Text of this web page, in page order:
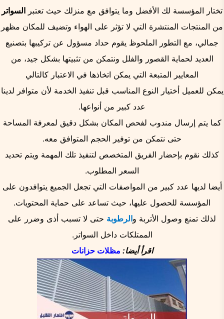
بيوت الشعر
الشبوك
القرميد
تختار المؤسسة لك الأفضل وما يتوافق مع منزلك حيث تعتبر السواتر
من المنتجات المنتشرة التي لا تؤثر على الهواء وتضيف للمكان مظهر
جمالي، مع التطور الملحوظ يقوم حداد مسؤول عن تركيبها بتصنيع
العديد لحماية القصور والفلل ونتمكن من تثبيتها بشكل جيد، من
المعايير المتبعة التي يمكن اتخاذها في الاعتبار كالتالي
يمكن للعميل أختيار النوع المناسب قبل تنفيذ الخدمة لأن متوافر لدينا
عدد كبير من أنواعها.
كما يتم إرسال مندوب لفحص المكان بشكل دقيق لمعرفة المساحة
حتى نتمكن من توفير الحجم المتوافق معه.
كذلك نقوم بإحضار الفريق المتخصص لتنفيذ تلك المهمة ويتم تحديد
السعر المطلوب.
أيضا لديها عدد كبير من المواصفات التي تجعل الجميع يتوافدون على
المؤسسة للحصول عليها، حيث تساعد على حماية المحتويات.
لذلك تمنع وصول الأتربة والرطوبة حتى لا تسبب أذى وضرر على
الممتلكات داخل السواتر.
اقرأ أيضا: مظلات حزانات